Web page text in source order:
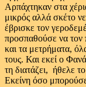
Αρπάχτηκαν στα
μικρός αλλά σκέτο
έβρισκε τον
προσπαθούσε να τον
και τα μετρήματα,
τους. Και εκεί ο
τη διατάζει, ήθελε
Εκείνη όσο